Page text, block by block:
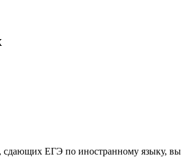
ЕГЭ по иностранному языку,